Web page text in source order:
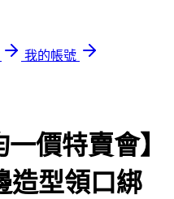
我的帳號
價特賣會】
造型領口綁